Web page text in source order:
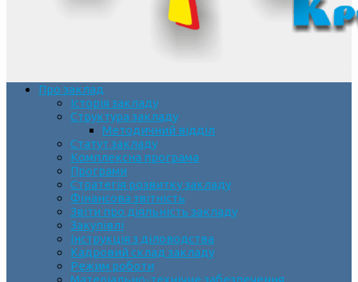
Про заклад
Історія закладу
Структура закладу
Методичний відділ
Статут закладу
Комплексна програма
Програми
Стратегія розвитку закладу
Фінансова звітність
Звіти про діяльність закладу
Закупівлі
Інструкція з діловодства
Кадровий склад закладу
Режим роботи
Матеріально-технічне забезпечення